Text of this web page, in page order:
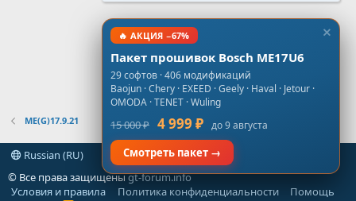
ME(G)17.9.21
Russian (RU)
© Все права защищеныgt-forum.info
Условия и правила
Политика конфиденциальности
Помощь
🔥 АКЦИЯ −67%
Пакет прошивок Bosch ME17U6
29 софтов · 406 модификаций
Baojun · Chery · EXEED · Geely · Haval · Jetour ·
OMODA · TENET · Wuling
15 000 ₽ 4 999 ₽ до 9 августа
Смотреть пакет →